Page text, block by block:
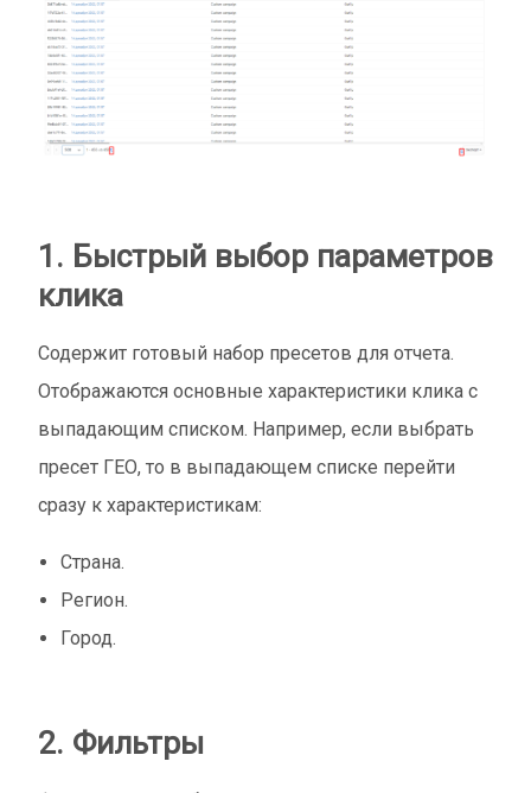
1. Быстрый выбор параметров
клика
Содержит готовый набор пресетов для отчета.
Отображаются основные характеристики клика с
выпадающим списком. Например, если выбрать
пресет ГЕО, то в выпадающем списке перейти
сразу к характеристикам:
Страна.
Регион.
Город.
2. Фильтры